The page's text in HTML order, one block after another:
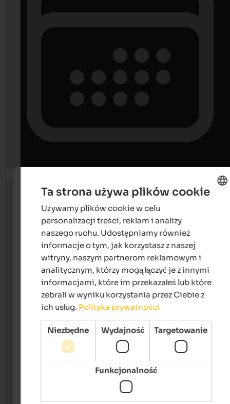
Ta strona używa plików cookie
Używamy plików cookie w celu
personalizacji treści, reklam i analizy
naszego ruchu. Udostępniamy również
informacje o tym, jak korzystasz z naszej
witryny, naszym partnerom reklamowym i
analitycznym, którzy mogą łączyć je z innymi
informacjami, które im przekazałeś lub które
zebrali w wyniku korzystania przez Ciebie z
ich usług. Polityka prywatności
Niezbędne Wydajność Targetowanie
Funkcjonalność